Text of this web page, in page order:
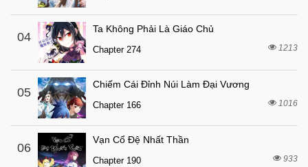
Chapter 58 7 tháng trước
Chapter 57 7 tháng trước
Chapter 56
Chapter 55 7 tháng trước
Chapter 54
Chapter 53 7 tháng trước
Chapter 52
04
Ta Không Phải Là Giáo Chủ
Chapter 274 1213
05
Chiếm Cái Đỉnh Núi Làm Đại Vương
Chapter 166 1016
06
Vạn Cổ Đệ Nhất Thần
Chapter 190 933